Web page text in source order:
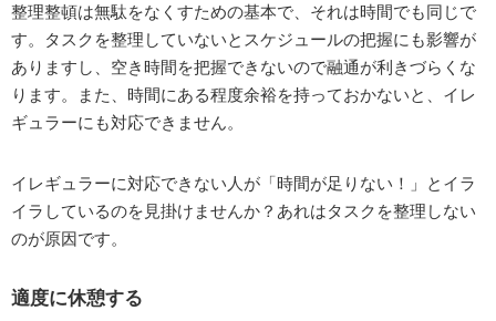
整理整頓は無駄をなくすための基本で、それは時間でも同じで
す。タスクを整理していないとスケジュールの把握にも影響が
ありますし、空き時間を把握できないので融通が利きづらくな
ります。また、時間にある程度余裕を持っておかないと、イレ
ギュラーにも対応できません。
イレギュラーに対応できない人が「時間が足りない！」とイラ
イラしているのを見掛けませんか？あれはタスクを整理しない
のが原因です。
適度に休憩する